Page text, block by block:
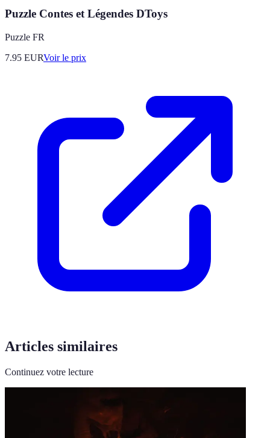
Puzzle Contes et Légendes DToys
Puzzle FR
7.95 EURVoir le prix
Articles similaires
Continuez votre lecture